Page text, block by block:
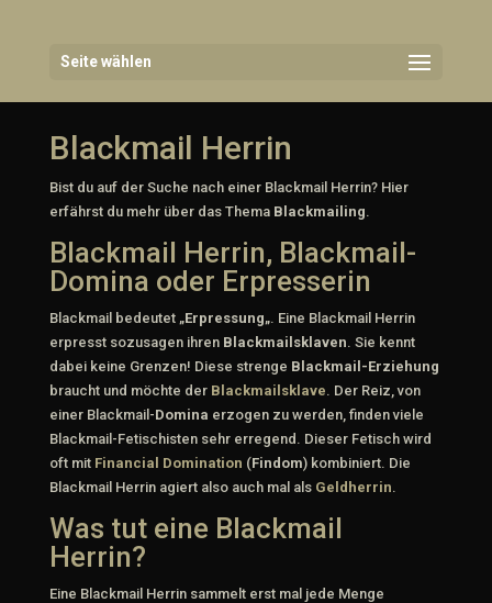
Seite wählen
Blackmail Herrin
Bist du auf der Suche nach einer Blackmail Herrin? Hier
erfährst du mehr über das Thema Blackmailing.
Blackmail Herrin, Blackmail-
Domina oder Erpresserin
Blackmail bedeutet „Erpressung„. Eine Blackmail Herrin
erpresst sozusagen ihren Blackmailsklaven. Sie kennt
dabei keine Grenzen! Diese strenge Blackmail-Erziehung
braucht und möchte der Blackmailsklave. Der Reiz, von
einer Blackmail-Domina erzogen zu werden, finden viele
Blackmail-Fetischisten sehr erregend. Dieser Fetisch wird
oft mit Financial Domination (Findom) kombiniert. Die
Blackmail Herrin agiert also auch mal als Geldherrin.
Was tut eine Blackmail
Herrin?
Eine Blackmail Herrin sammelt erst mal jede Menge